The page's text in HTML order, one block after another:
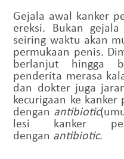
Gejala awal kanker
ereksi. Bukan
seiring waktu akan
permukaan penis.
berlanjut hingga
penderita merasa
dan dokter juga
kecurigaan ke
dengan antibiotic
lesi kanker
dengan antibiotic.